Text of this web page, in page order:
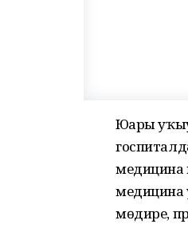
Юғары
медицина
медицина
мөдире,